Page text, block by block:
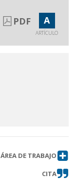
PDF A
ARTÍCULO
ÁREA DE TRABAJO
CITA